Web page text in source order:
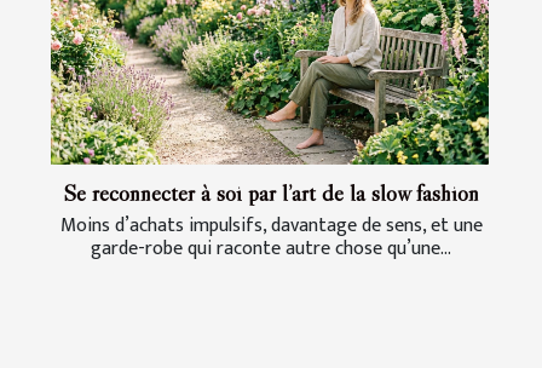
Se reconnecter à soi par l’art de la slow fashion
Moins d’achats impulsifs, davantage de sens, et une
garde-robe qui raconte autre chose qu’une...